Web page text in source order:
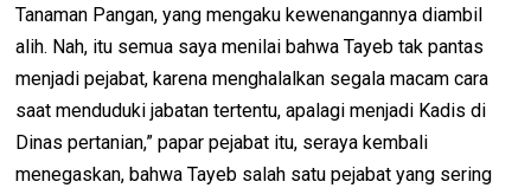
Tanaman Pangan, yang mengaku kewenangannya diambil
alih. Nah, itu semua saya menilai bahwa Tayeb tak pantas
menjadi pejabat, karena menghalalkan segala macam cara
saat menduduki jabatan tertentu, apalagi menjadi Kadis di
Dinas pertanian,” papar pejabat itu, seraya kembali
menegaskan, bahwa Tayeb salah satu pejabat yang sering